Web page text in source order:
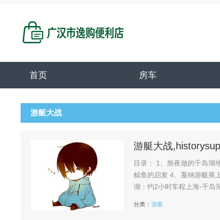
首页 房车
游艇大战
游艇大战
目录： 1、熬夜做的千岛湖地图旅行攻略?全程干货分
鲸鱼的启发 4、戛纳游艇展上的中国制造 熬夜做的千岛湖地图旅行攻略?全程干货分享 1、交通指南杭州-千岛
湖：约2小时车程上海-千岛
分类： 游艇